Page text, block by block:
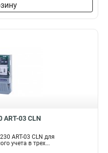
АRT-03 СLN
АRT-03 СLN для
учета в трех...